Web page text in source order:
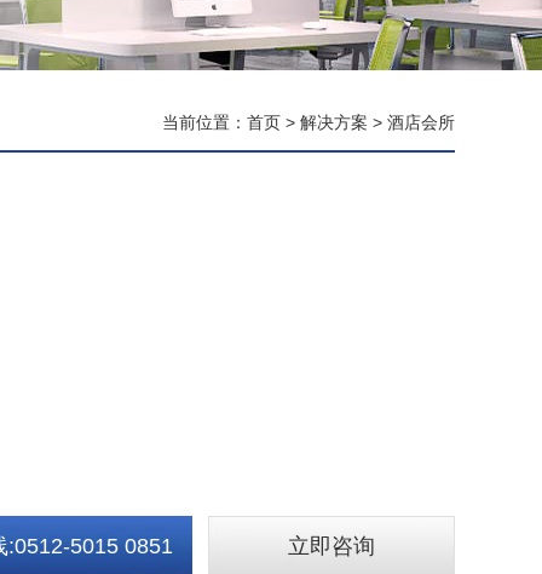
当前位置： 首页 > 解决方案 > 酒店会所
:0512-5015 0851 立即咨询